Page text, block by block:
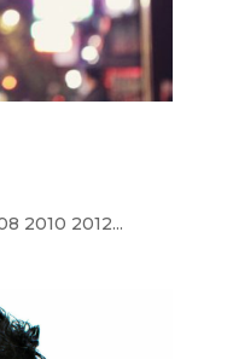
2010 2012...